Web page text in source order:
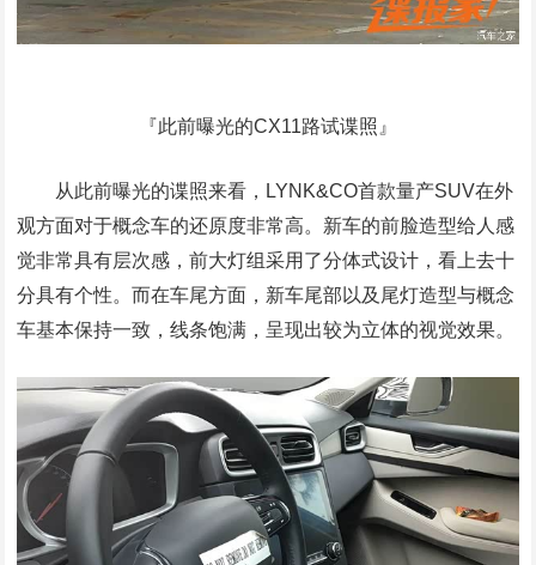
『此前曝光的CX11路试谍照』
从此前曝光的谍照来看，LYNK&CO首款量产SUV在外
观方面对于概念车的还原度非常高。新车的前脸造型给人感
觉非常具有层次感，前大灯组采用了分体式设计，看上去十
分具有个性。而在车尾方面，新车尾部以及尾灯造型与概念
车基本保持一致，线条饱满，呈现出较为立体的视觉效果。